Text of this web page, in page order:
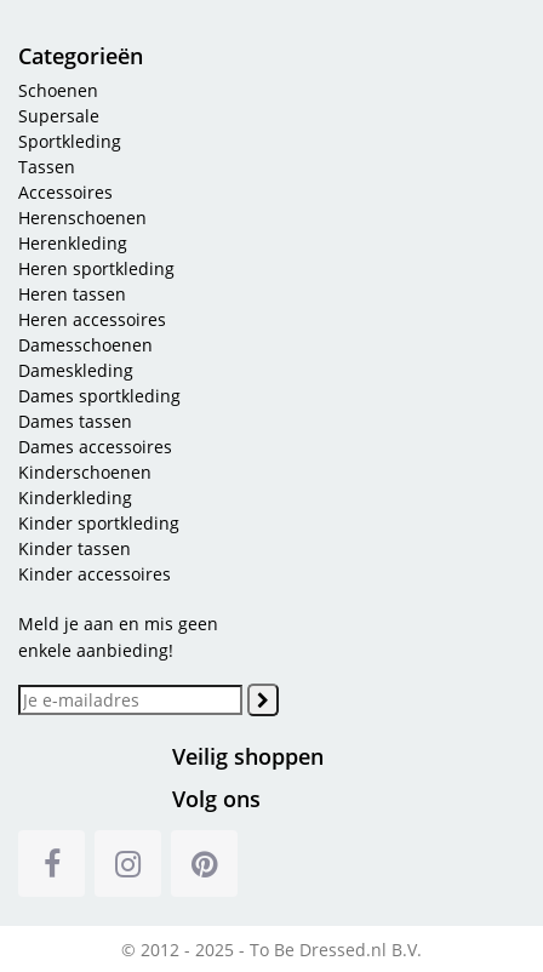
Categorieën
Schoenen
Supersale
Sportkleding
Tassen
Accessoires
Herenschoenen
Herenkleding
Heren sportkleding
Heren tassen
Heren accessoires
Damesschoenen
Dameskleding
Dames sportkleding
Dames tassen
Dames accessoires
Kinderschoenen
Kinderkleding
Kinder sportkleding
Kinder tassen
Kinder accessoires
Meld je aan en mis geen
enkele aanbieding!
Veilig shoppen
Volg ons
© 2012 - 2025 - To Be Dressed.nl B.V.